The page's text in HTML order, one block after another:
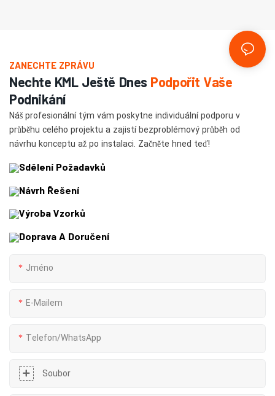
ZANECHTE ZPRÁVU
Nechte KML Ještě Dnes Podpořit Vaše
Podnikání
Náš profesionální tým vám poskytne individuální podporu v
průběhu celého projektu a zajistí bezproblémový průběh od
návrhu konceptu až po instalaci. Začněte hned teď!
Sdělení Požadavků
Návrh Řešení
Výroba Vzorků
Doprava A Doručení
Jméno
E-Mailem
Telefon/whatsApp
Soubor